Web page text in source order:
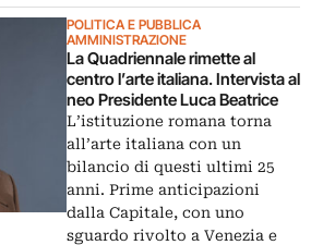
POLITICA E PUBBLICA
AMMINISTRAZIONE
La Quadriennale rimette al
centro l’arte italiana. Intervista al
neo Presidente Luca Beatrice
L’istituzione romana torna
all’arte italiana con un
bilancio di questi ultimi 25
anni. Prime anticipazioni
dalla Capitale, con uno
sguardo rivolto a Venezia e